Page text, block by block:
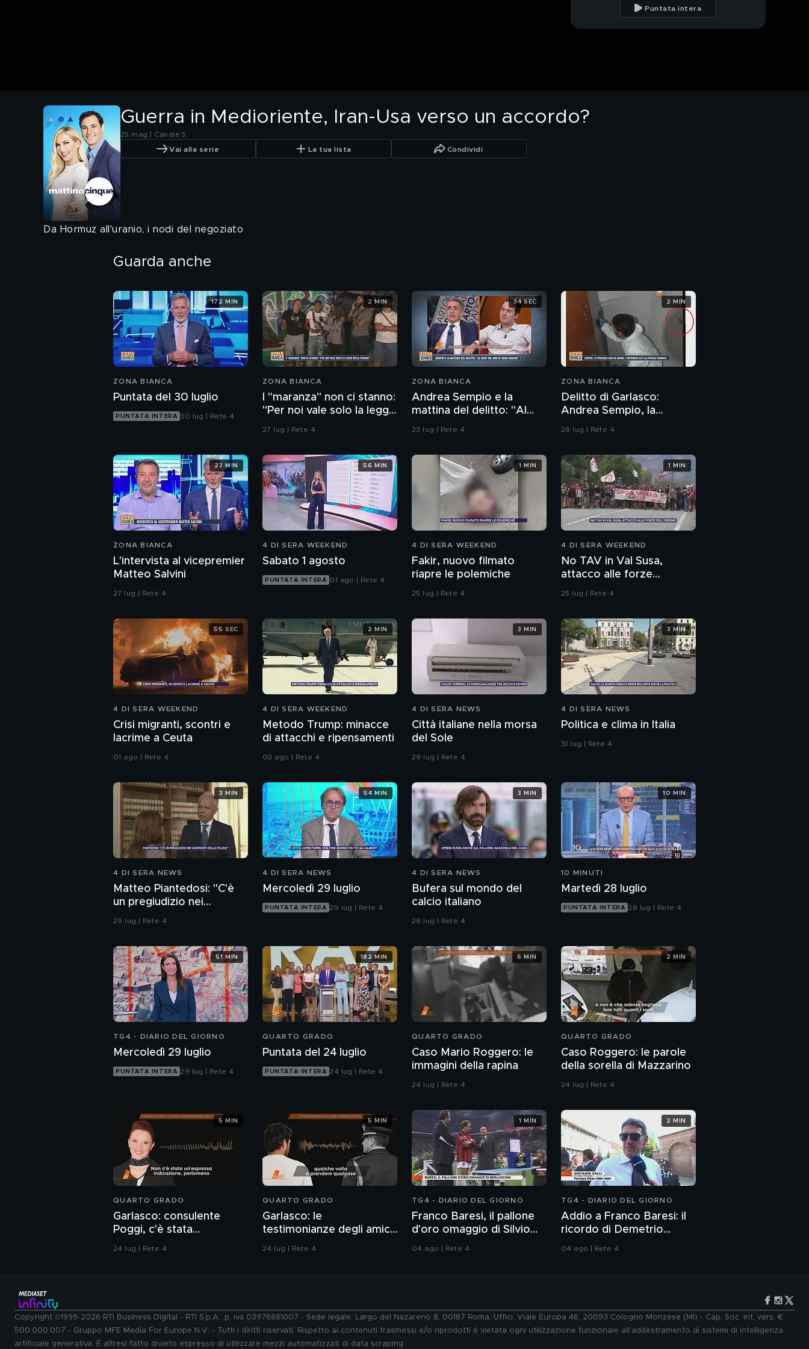
Laura, la donna di 86
anni che dorme in auto
Puntata intera
Guerra in Medioriente, Iran-Usa verso un accordo?
25 mag | Canale 5
Vai alla serie La tua lista Condividi
Da Hormuz all'uranio, i nodi del negoziato
Guarda anche
ZONA BIANCA
Puntata del 30 luglio
PUNTATA INTERA 30 lug | Rete 4
172 MIN
ZONA BIANCA
I "maranza" non ci stanno:
"Per noi vale solo la legge
della strada"
27 lug | Rete 4
2 MIN
ZONA BIANCA
Andrea Sempio e la
mattina del delitto: "Al
bar' No, non ci sono
23 lug | Rete 4
34 SEC
ZONA BIANCA
Delitto di Garlasco:
Andrea Sempio, la
Procura di Pavia non ha
28 lug | Rete 4
2 MIN
ZONA BIANCA
L'intervista al vicepremier
Matteo Salvini
27 lug | Rete 4
23 MIN
4 DI SERA WEEKEND
Sabato 1 agosto
PUNTATA INTERA 01 ago | Rete 4
56 MIN
4 DI SERA WEEKEND
Fakir, nuovo filmato
riapre le polemiche
25 lug | Rete 4
1 MIN
4 DI SERA WEEKEND
No TAV in Val Susa,
attacco alle forze
dell'ordine
25 lug | Rete 4
1 MIN
4 DI SERA WEEKEND
Crisi migranti, scontri e
lacrime a Ceuta
01 ago | Rete 4
55 SEC
4 DI SERA WEEKEND
Metodo Trump: minacce
di attacchi e ripensamenti
02 ago | Rete 4
2 MIN
4 DI SERA NEWS
Città italiane nella morsa
del Sole
29 lug | Rete 4
3 MIN
4 DI SERA NEWS
Politica e clima in Italia
31 lug | Rete 4
3 MIN
4 DI SERA NEWS
Matteo Piantedosi: "C'è
un pregiudizio nei
confronti della polizia"
29 lug | Rete 4
3 MIN
4 DI SERA NEWS
Mercoledì 29 luglio
PUNTATA INTERA 29 lug | Rete 4
54 MIN
4 DI SERA NEWS
Bufera sul mondo del
calcio italiano
28 lug | Rete 4
3 MIN
10 MINUTI
Martedì 28 luglio
PUNTATA INTERA 28 lug | Rete 4
10 MIN
TG4 - DIARIO DEL GIORNO
Mercoledì 29 luglio
PUNTATA INTERA 29 lug | Rete 4
51 MIN
QUARTO GRADO
Puntata del 24 luglio
PUNTATA INTERA 24 lug | Rete 4
182 MIN
QUARTO GRADO
Caso Mario Roggero: le
immagini della rapina
24 lug | Rete 4
6 MIN
QUARTO GRADO
Caso Roggero: le parole
della sorella di Mazzarino
24 lug | Rete 4
2 MIN
QUARTO GRADO
Garlasco: consulente
Poggi, c'è stata
contaminazione sulle
24 lug | Rete 4
5 MIN
QUARTO GRADO
Garlasco: le
testimonianze degli amici
di Marco Poggi
24 lug | Rete 4
5 MIN
TG4 - DIARIO DEL GIORNO
Franco Baresi, il pallone
d'oro omaggio di Silvio
Berlusconi
04 ago | Rete 4
1 MIN
TG4 - DIARIO DEL GIORNO
Addio a Franco Baresi: il
ricordo di Demetrio
Albertini, Clarence
04 ago | Rete 4
2 MIN
Copyright ©1999-2026 RTI Business Digital - RTI S.p.A.: p. iva 03976881007 - Sede legale: Largo del Nazareno 8, 00187 Roma. Uffici: Viale Europa 46, 20093 Cologno Monzese (MI) - Cap. Soc. int. vers. €
500.000.007 - Gruppo MFE Media For Europe N.V. - Tutti i diritti riservati. Rispetto ai contenuti trasmessi e/o riprodotti è vietata ogni utilizzazione funzionale all'addestramento di sistemi di intelligenza
artificiale generativa. È altresì fatto divieto espresso di utilizzare mezzi automatizzati di data scraping.